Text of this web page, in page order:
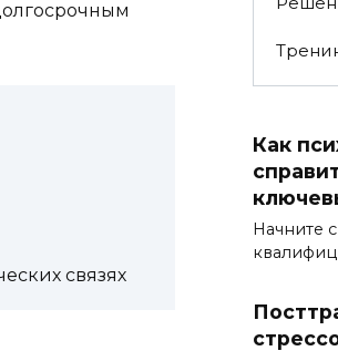
связях
Как
Начните